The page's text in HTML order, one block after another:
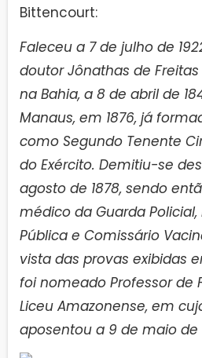
Bittencourt:
Faleceu a 7 de julho de
doutor Jônathas de
na Bahia, a 8 de abril de
Manaus, em 1876, já
como Segundo Tenente
do Exército. Demitiu-se
agosto de 1878, sendo
médico da Guarda
Pública e Comissário
vista das provas exibidas
foi nomeado Professor de
Liceu Amazonense, em
aposentou a 9 de maio de